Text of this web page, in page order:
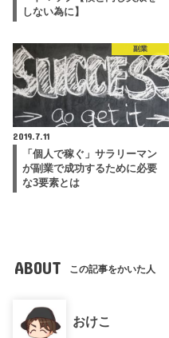
しない為に】
副業
2019.7.11
「個人で稼ぐ」サラリーマン
が副業で成功するために必要
な3要素とは
ABOUT この記事をかいた人
おけこ